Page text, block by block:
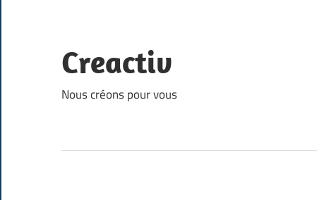
content
Creactiv
Nous créons pour vous